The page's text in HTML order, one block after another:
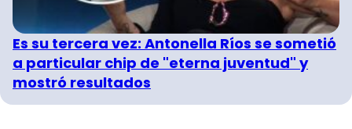
Es su tercera vez: Antonella Ríos se sometió
a particular chip de "eterna juventud" y
mostró resultados